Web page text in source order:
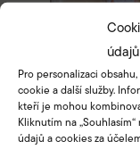
údajů
Pro personalizaci
cookie a další služby.
kteří je mohou
Kliknutím na
údajů a cookies za